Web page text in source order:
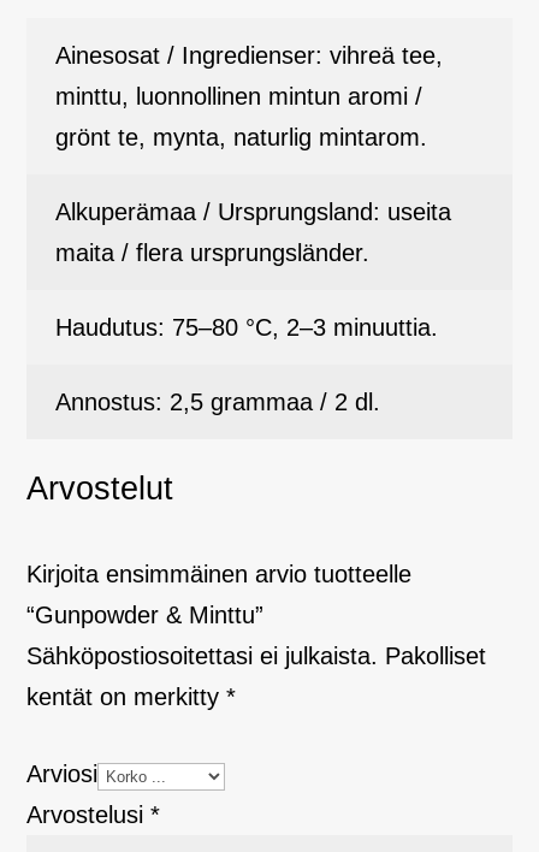
Ainesosat / Ingredienser: vihreä tee,
minttu, luonnollinen mintun aromi /
grönt te, mynta, naturlig mintarom.
Alkuperämaa / Ursprungsland: useita
maita / flera ursprungsländer.
Haudutus: 75–80 °C, 2–3 minuuttia.
Annostus: 2,5 grammaa / 2 dl.
Arvostelut
Kirjoita ensimmäinen arvio tuotteelle
“Gunpowder & Minttu”
Sähköpostiosoitettasi ei julkaista. Pakolliset
kentät on merkitty*
Arviosi
Arvostelusi*